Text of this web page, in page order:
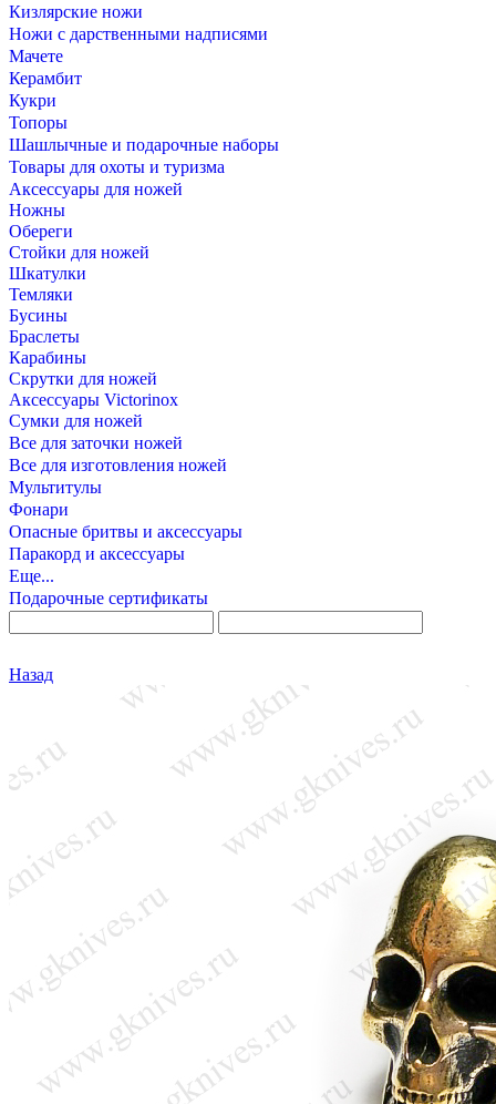
Кизлярские ножи
Ножи с дарственными надписями
Мачете
Керамбит
Кукри
Топоры
Шашлычные и подарочные наборы
Товары для охоты и туризма
Аксессуары для ножей
Ножны
Обереги
Стойки для ножей
Шкатулки
Темляки
Бусины
Браслеты
Карабины
Скрутки для ножей
Аксессуары Victorinox
Сумки для ножей
Все для заточки ножей
Все для изготовления ножей
Мультитулы
Фонари
Опасные бритвы и аксессуары
Паракорд и аксессуары
Еще...
Подарочные сертификаты
Назад